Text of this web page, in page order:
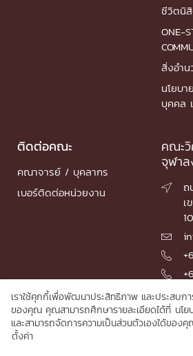
ชีวิตนิ
ONE-
สิ่งอำน
นโยบ
บุคคล
ติดต่อคณะ
คณาจารย์ / บุคลากร
เบอร์ติดต่อหน่วยงาน
คณะ
จุฬา

ถ
เ



© 2026 Faculty of Engineering,
เราใช้คุกกี้เพื่อพัฒนาประสิทธิภาพ และประสบก
ของคุณ คุณสามารถศึกษารายละเอียดได้ที่ นโ
และสามารถจัดการความเป็นส่วนตัวเองได้ของ
ตั้งค่า